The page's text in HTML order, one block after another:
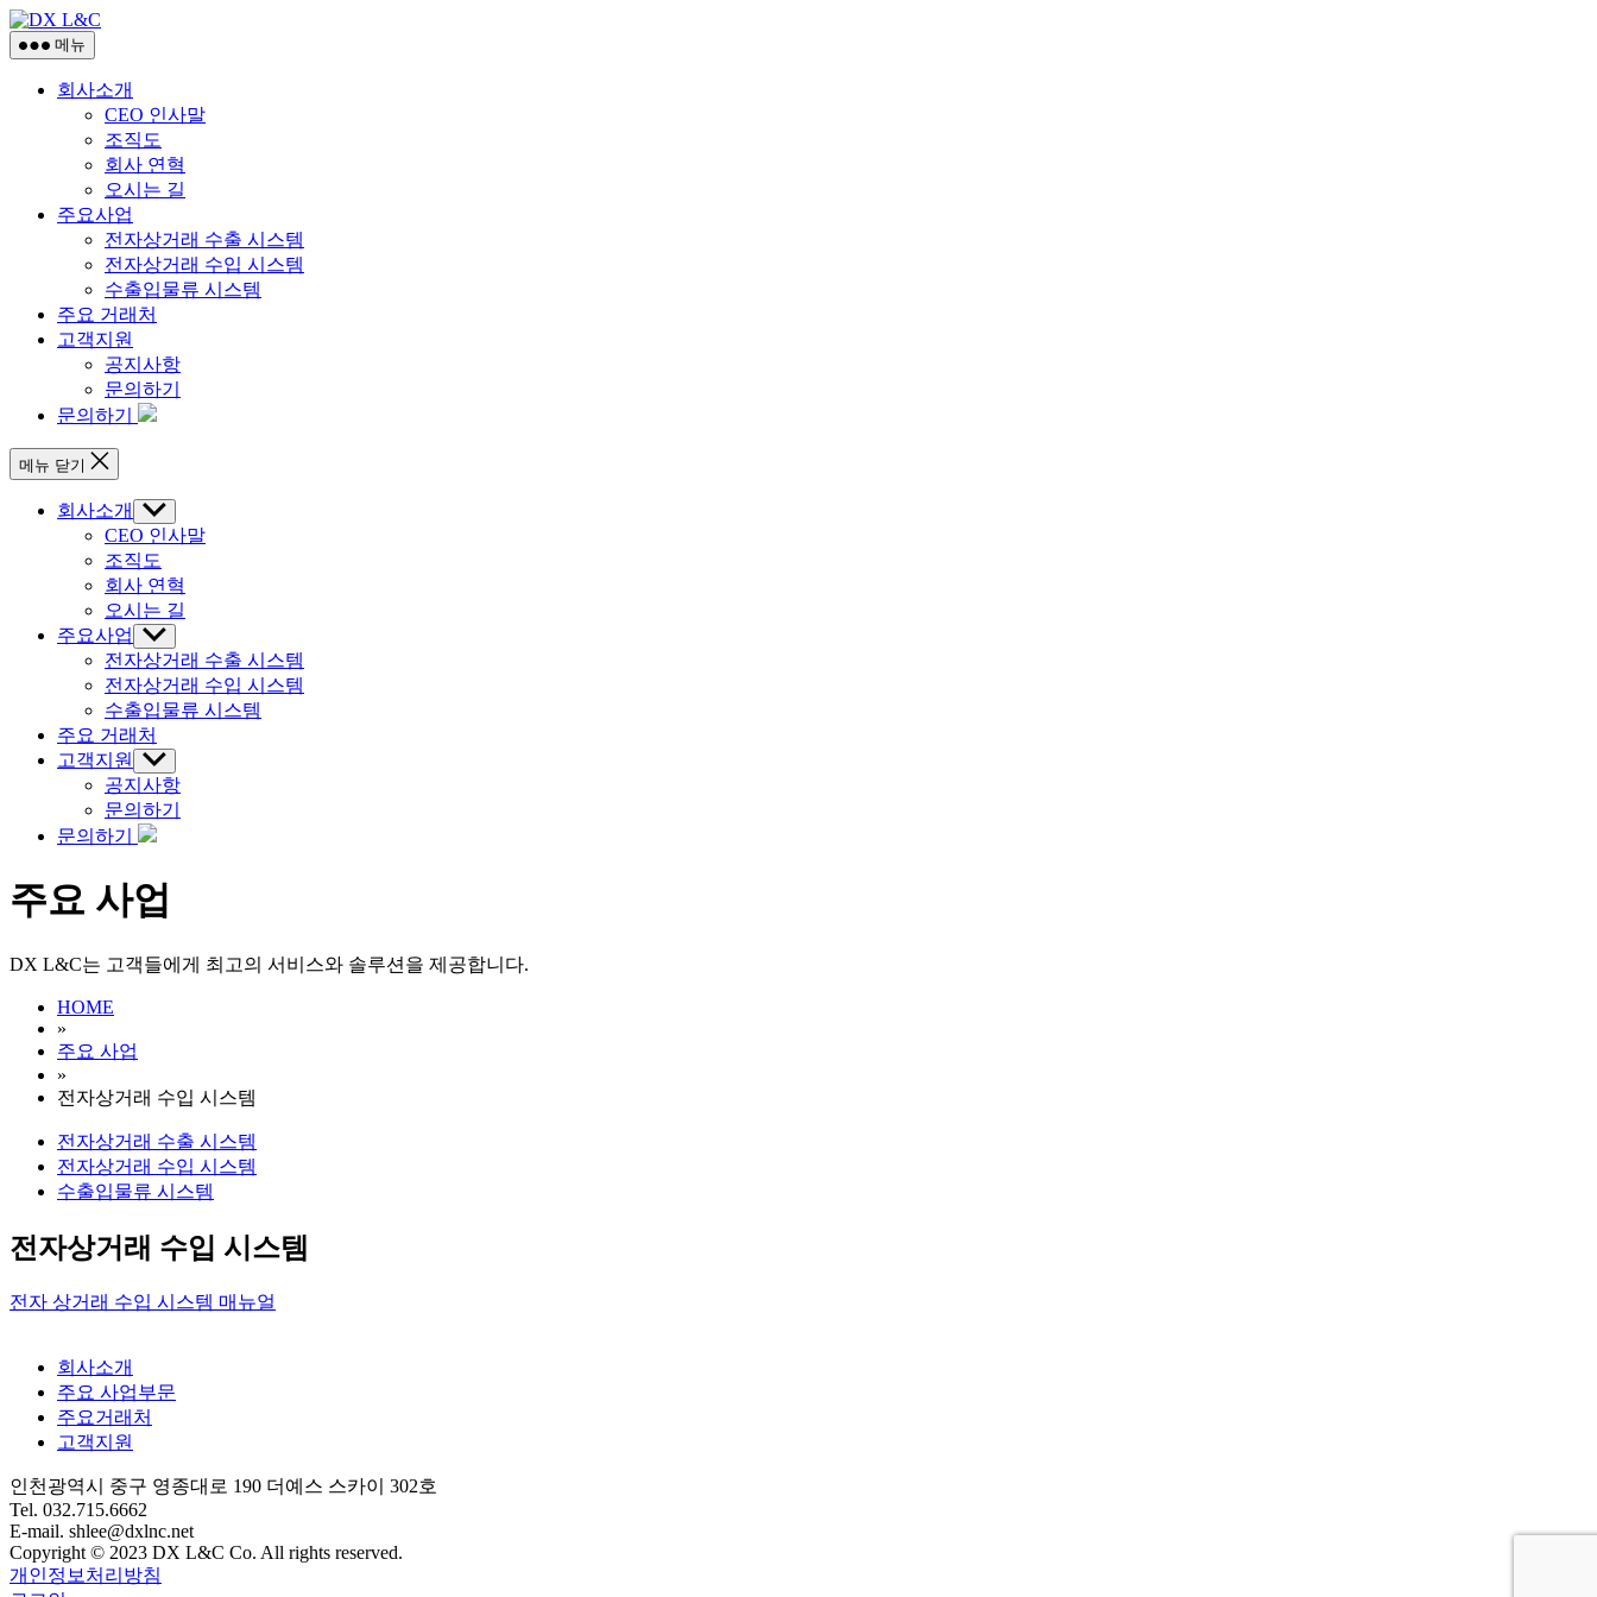
콘
텐
메뉴
회사소개
CEO 인사말
조직도
회사 연혁
오시는 길
주요사업
전자상거래 수출 시스템
전자상거래 수입 시스템
수출입물류 시스템
주요 거래처
고객지원
공지사항
문의하기
문의하기
메뉴 닫기
회사소개
하
위
메
뉴
표
시
CEO 인사말
조직도
회사 연혁
오시는 길
주요사업
하
위
메
뉴
표
시
전자상거래 수출 시스템
전자상거래 수입 시스템
수출입물류 시스템
주요 거래처
고객지원
하
위
메
뉴
표
공지사항
문의하기
문의하기
주요 사업
DX L&C는 고객들에게 최고의 서비스와 솔루션을 제공합니다.
HOME
»
주요 사업
»
전자상거래 수입 시스템
Menu
전자상거래 수출 시스템
전자상거래 수입 시스템
수출입물류 시스템
전자상거래 수입 시스템
전자 상거래 수입 시스템 매뉴얼
Menu
회사소개
주요 사업부문
주요거래처
고객지원
인천광역시 중구 영종대로 190 더예스 스카이 302호
Tel. 032.715.6662
E-mail. shlee@dxlnc.net
Copyright © 2023 DX L&C Co. All rights reserved.
개인정보처리방침